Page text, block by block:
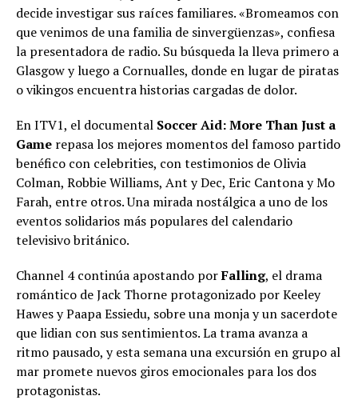
decide investigar sus raíces familiares. «Bromeamos con
que venimos de una familia de sinvergüenzas», confiesa
la presentadora de radio. Su búsqueda la lleva primero a
Glasgow y luego a Cornualles, donde en lugar de piratas
o vikingos encuentra historias cargadas de dolor.
En ITV1, el documental Soccer Aid: More Than Just a
Game repasa los mejores momentos del famoso partido
benéfico con celebrities, con testimonios de Olivia
Colman, Robbie Williams, Ant y Dec, Eric Cantona y Mo
Farah, entre otros. Una mirada nostálgica a uno de los
eventos solidarios más populares del calendario
televisivo británico.
Channel 4 continúa apostando porFalling, el drama
romántico de Jack Thorne protagonizado por Keeley
Hawes y Paapa Essiedu, sobre una monja y un sacerdote
que lidian con sus sentimientos. La trama avanza a
ritmo pausado, y esta semana una excursión en grupo al
mar promete nuevos giros emocionales para los dos
protagonistas.